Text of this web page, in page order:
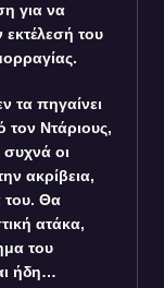
για να
εκτέλεσή του
τα πηγαίνει
τον Ντάριους,
οι
ακρίβεια,
του. Θα
ατάκα,
του
ήδη…